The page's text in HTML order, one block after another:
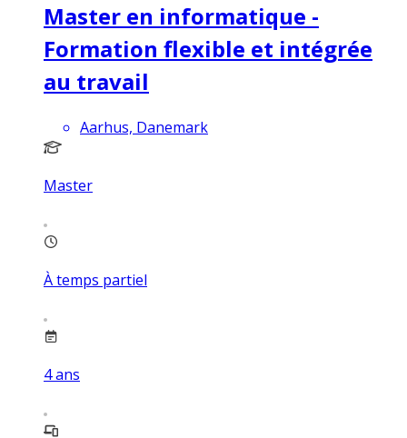
Master en informatique -
Formation flexible et intégrée
au travail
Aarhus, Danemark
Master
À temps partiel
4ans